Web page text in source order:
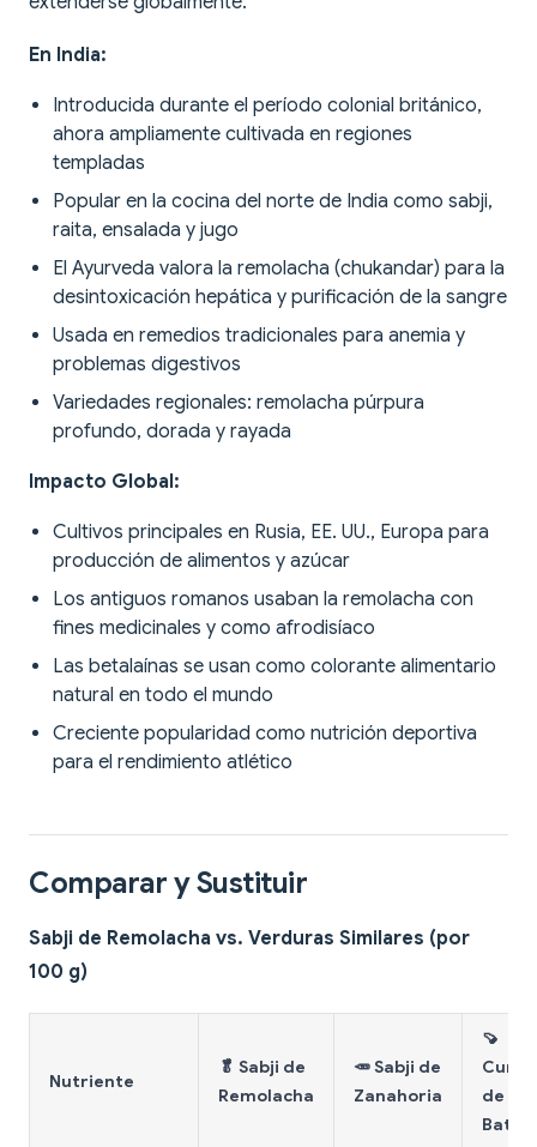
En India:
Introducida durante el período colonial británico,
ahora ampliamente cultivada en regiones
templadas
Popular en la cocina del norte de India como sabji,
raita, ensalada y jugo
El Ayurveda valora la remolacha (chukandar) para la
desintoxicación hepática y purificación de la sangre
Usada en remedios tradicionales para anemia y
problemas digestivos
Variedades regionales: remolacha púrpura
profundo, dorada y rayada
Impacto Global:
Cultivos principales en Rusia, EE. UU., Europa para
producción de alimentos y azúcar
Los antiguos romanos usaban la remolacha con
fines medicinales y como afrodisíaco
Las betalaínas se usan como colorante alimentario
natural en todo el mundo
Creciente popularidad como nutrición deportiva
para el rendimiento atlético
Comparar y Sustituir
Sabji de Remolacha vs. Verduras Similares (por
100 g)
Nutriente
🥬 Sabji de
Remolacha
🥕 Sabji de
Zanahoria
🍠
Curry
de